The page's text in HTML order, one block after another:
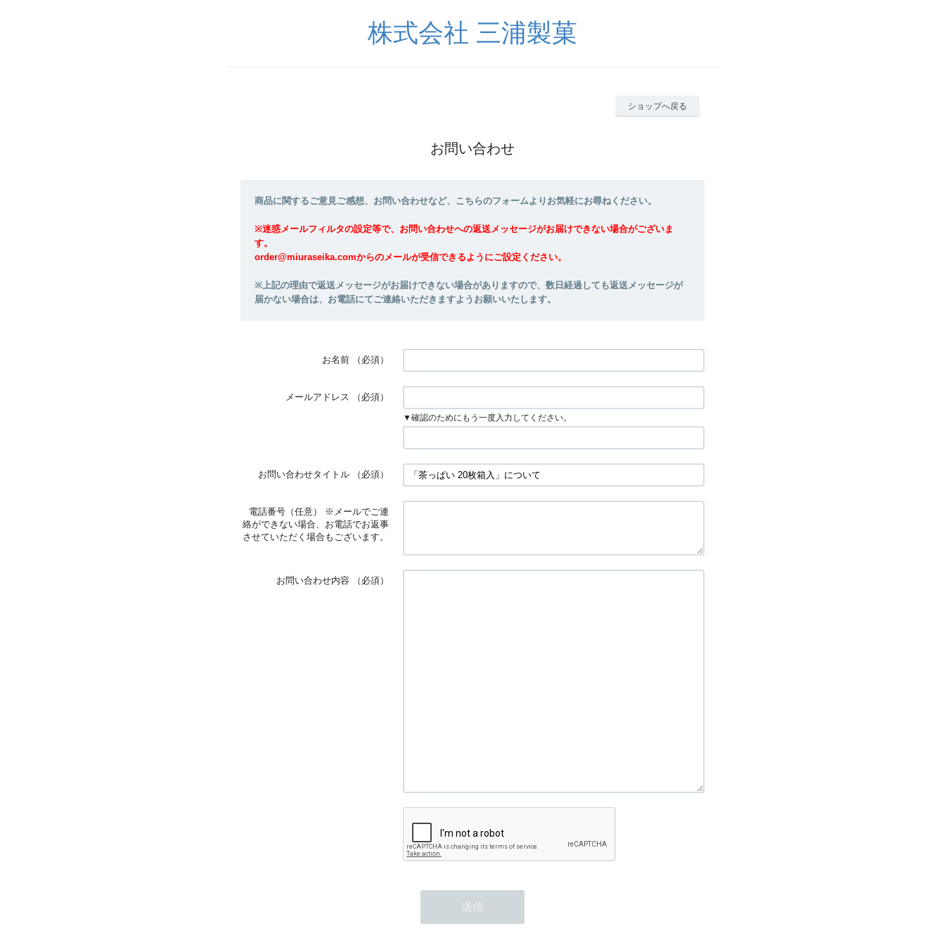
株式会社 三浦製菓
ショップへ戻る
お問い合わせ
商品に関するご意見ご感想、お問い合わせなど、こちらのフォームよりお気軽にお尋ねください。
※迷惑メールフィルタの設定等で、お問い合わせへの返送メッセージがお届けできない場合がございま
す。
order@miuraseika.comからのメールが受信できるようにご設定ください。
※上記の理由で返送メッセージがお届けできない場合がありますので、数日経過しても返送メッセージが
届かない場合は、お電話にてご連絡いただきますようお願いいたします。
お名前 （必須）
メールアドレス （必須）
▼確認のためにもう一度入力してください。
お問い合わせタイトル （必須）
電話番号（任意） ※メールでご連
絡ができない場合、お電話でお返事
させていただく場合もございます。
お問い合わせ内容 （必須）